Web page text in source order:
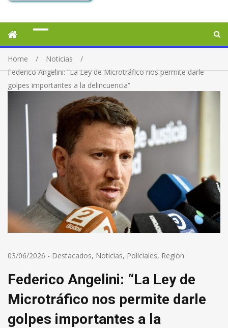
Home
Noticias
Federico Angelini: “La Ley de Microtráfico nos permite darle
golpes importantes a la delincuencia”
03/06/2026 - Destacados, Noticias, Policiales, Región
Federico Angelini: “La Ley de
Microtráfico nos permite darle
golpes importantes a la